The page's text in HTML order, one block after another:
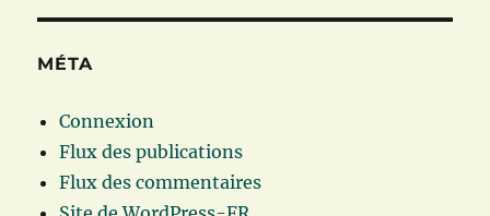
MÉTA
Connexion
Flux des publications
Flux des commentaires